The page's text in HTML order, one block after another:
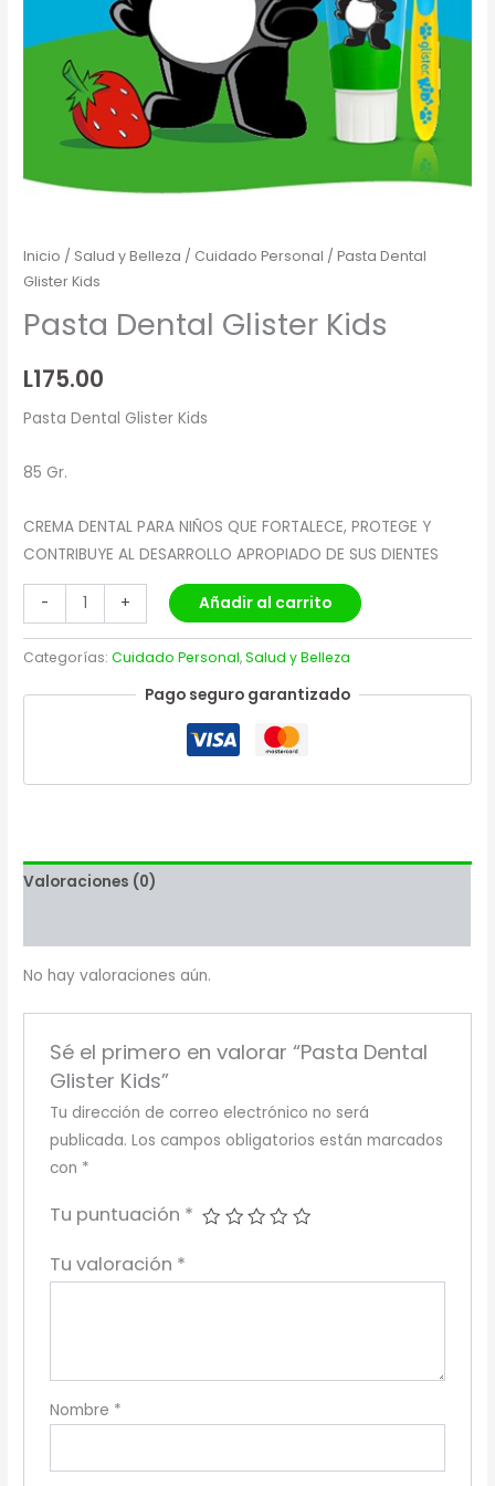
Inicio / Salud y Belleza / Cuidado Personal / Pasta Dental
Glister Kids
Pasta Dental Glister Kids
L175.00
Pasta Dental Glister Kids
85 Gr.
CREMA DENTAL PARA NIÑOS QUE FORTALECE, PROTEGE Y
CONTRIBUYE AL DESARROLLO APROPIADO DE SUS DIENTES
- + Añadir al carrito
Categorías:Cuidado Personal,Salud y Belleza
Pago seguro garantizado
Valoraciones (0)
No hay valoraciones aún.
Sé el primero en valorar “Pasta Dental
Glister Kids”
Tu dirección de correo electrónico no será
publicada. Los campos obligatorios están marcados
con *
Tu puntuación *
Tu valoración *
Nombre *